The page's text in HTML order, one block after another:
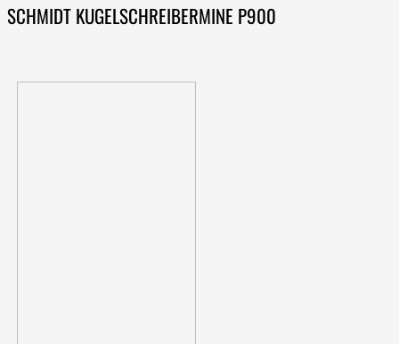
SCHMIDT KUGELSCHREIBERMINE P900